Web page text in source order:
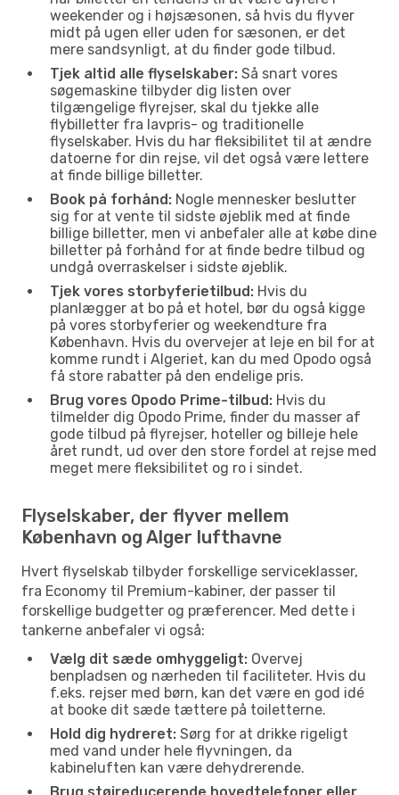
weekender og i højsæsonen, så hvis du flyver
midt på ugen eller uden for sæsonen, er det
mere sandsynligt, at du finder gode tilbud.
Tjek altid alle flyselskaber: Så snart vores
søgemaskine tilbyder dig listen over
tilgængelige flyrejser, skal du tjekke alle
flybilletter fra lavpris- og traditionelle
flyselskaber. Hvis du har fleksibilitet til at ændre
datoerne for din rejse, vil det også være lettere
at finde billige billetter.
Book på forhånd: Nogle mennesker beslutter
sig for at vente til sidste øjeblik med at finde
billige billetter, men vi anbefaler alle at købe dine
billetter på forhånd for at finde bedre tilbud og
undgå overraskelser i sidste øjeblik.
Tjek vores storbyferietilbud: Hvis du
planlægger at bo på et hotel, bør du også kigge
på vores storbyferier og weekendture fra
København. Hvis du overvejer at leje en bil for at
komme rundt i Algeriet, kan du med Opodo også
få store rabatter på den endelige pris.
Brug vores Opodo Prime-tilbud: Hvis du
tilmelder dig Opodo Prime, finder du masser af
gode tilbud på flyrejser, hoteller og billeje hele
året rundt, ud over den store fordel at rejse med
meget mere fleksibilitet og ro i sindet.
Flyselskaber, der flyver mellem
København og Alger lufthavne
Hvert flyselskab tilbyder forskellige serviceklasser,
fra Economy til Premium-kabiner, der passer til
forskellige budgetter og præferencer. Med dette i
tankerne anbefaler vi også:
Vælg dit sæde omhyggeligt: Overvej
benpladsen og nærheden til faciliteter. Hvis du
f.eks. rejser med børn, kan det være en god idé
at booke dit sæde tættere på toiletterne.
Hold dig hydreret: Sørg for at drikke rigeligt
med vand under hele flyvningen, da
kabineluften kan være dehydrerende.